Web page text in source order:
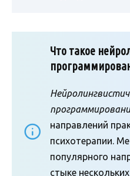
Что такое
направлений
психотерапии.
популярного
стыке